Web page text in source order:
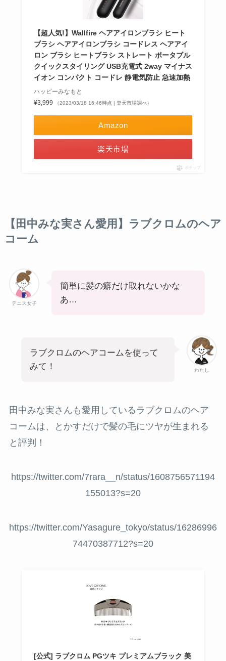
【超人気!】Wallfire ヘアアイロンブラシ ヒート
ブラシ ヘアアイロンブラシ コードレス ヘアアイ
ロン ブラシ ヒートブラシ ストレート ポータブル
クイックスタイリング USB充電式 2way マイナス
イオン コンパクト コードレ 静電気防止 急速加熱
ハッピーみなもと
¥3,999
（2023/03/18 16:46時点 | 楽天市場調べ）
Amazon
楽天市場
ポチップ
【田中みな実さん愛用】ラブクロムのヘア
コーム
テニス女子
簡単に髪の癖だけ取れないかな
あ…
わたし
ラブクロムのヘアコームを使って
みて！
田中みな実さんも愛用しているラブクロムのヘア
コームは、とかすだけで髪の毛にツヤが生まれる
と評判！
https://twitter.com/7rara__n/status/1608756571194
155013?s=20
https://twitter.com/Yasagure_tokyo/status/16286996
74470387712?s=20
[公式] ラブクロム PGツキ プレミアムブラック 美